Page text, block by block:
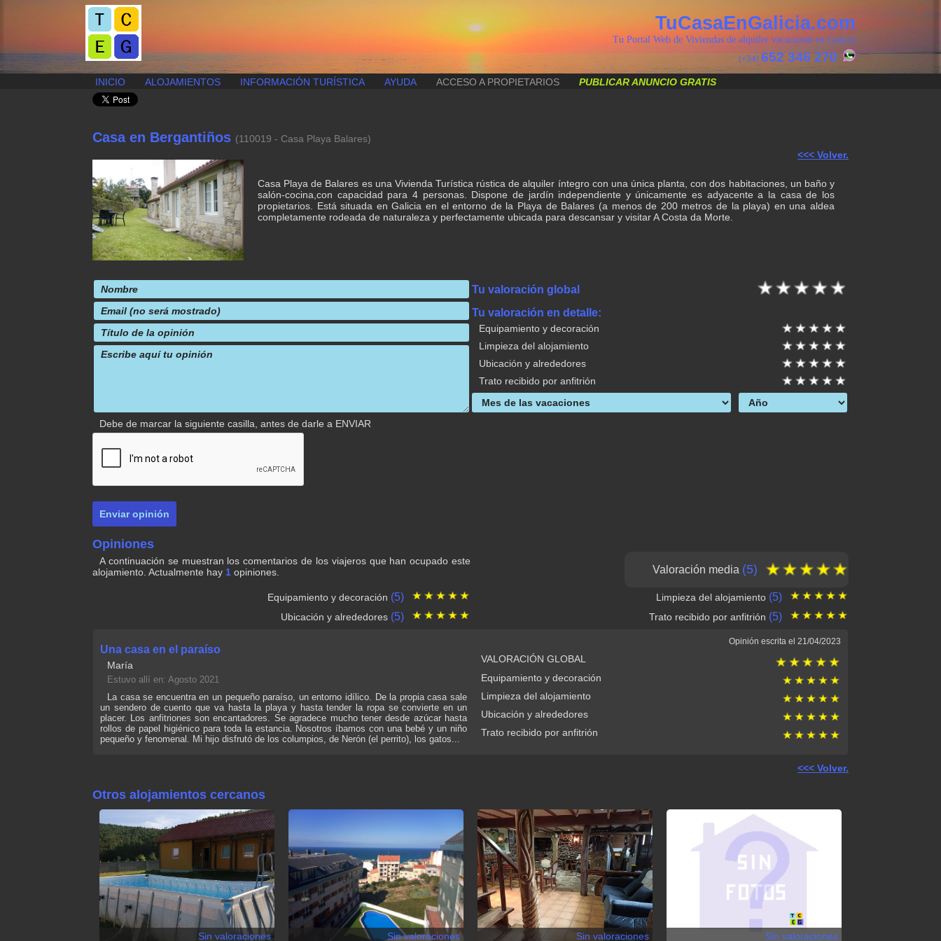
TuCasaEnGalicia.com
Tu Portal Web de Viviendas de alquiler vacacional en Galicia
(+34) 652 346 270
Publicar
anuncio
gratis
INICIO ALOJAMIENTOS INFORMACIÓN TURÍSTICA AYUDA ACCESO A PROPIETARIOS PUBLICAR ANUNCIO GRATIS
Casa en Bergantiños (110019 - Casa Playa Balares)
<<< Volver.
Casa Playa de Balares es una Vivienda Turística rústica de alquiler íntegro con una única planta, con dos habitaciones, un baño y
salón-cocina,con capacidad para 4 personas. Dispone de jardín independiente y únicamente es adyacente a la casa de los
propietarios. Está situada en Galicia en el entorno de la Playa de Balares (a menos de 200 metros de la playa) en una aldea
completamente rodeada de naturaleza y perfectamente ubicada para descansar y visitar A Costa da Morte.
Tu valoración global
Tu valoración en detalle:
Equipamiento y decoración
Limpieza del alojamiento
Ubicación y alrededores
Trato recibido por anfitrión
Debe de marcar la siguiente casilla, antes de darle a ENVIAR
Opiniones
A continuación se muestran los comentarios de los viajeros que han ocupado este
alojamiento. Actualmente hay 1 opiniones. Valoración media (5)
Equipamiento y decoración (5) Limpieza del alojamiento (5)
Ubicación y alrededores (5) Trato recibido por anfitrión (5)
Una casa en el paraíso
María
Estuvo allí en: Agosto 2021
La casa se encuentra en un pequeño paraíso, un entorno idílico. De la propia casa sale
un sendero de cuento que va hasta la playa y hasta tender la ropa se convierte en un
placer. Los anfitriones son encantadores. Se agradece mucho tener desde azúcar hasta
rollos de papel higiénico para toda la estancia. Nosotros íbamos con una bebé y un niño
pequeño y fenomenal. Mi hijo disfrutó de los columpios, de Nerón (el perrito), los gatos...
Opinión escrita el 21/04/2023
VALORACIÓN GLOBAL
Equipamiento y decoración
Limpieza del alojamiento
Ubicación y alrededores
Trato recibido por anfitrión
<<< Volver.
Otros alojamientos cercanos
Sin valoraciones Sin valoraciones Sin valoraciones Sin valoraciones